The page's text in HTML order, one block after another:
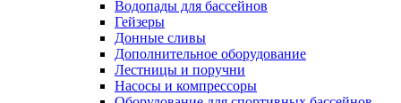
Водопады для бассейнов
Гейзеры
Донные сливы
Дополнительное оборудование
Лестницы и поручни
Насосы и компрессоры